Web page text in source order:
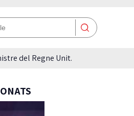
del Regne Unit.